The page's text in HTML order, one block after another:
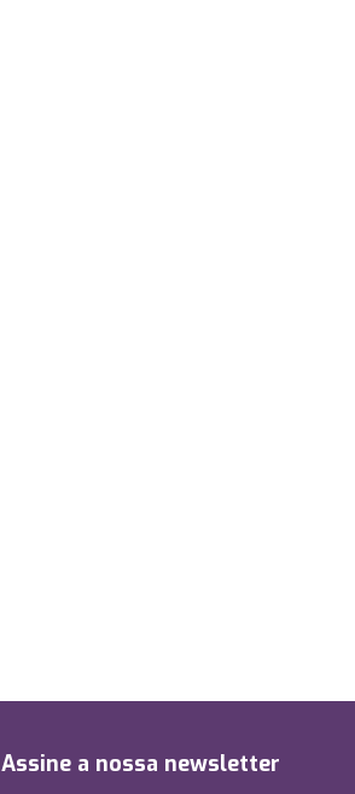
Assine a nossa newsletter